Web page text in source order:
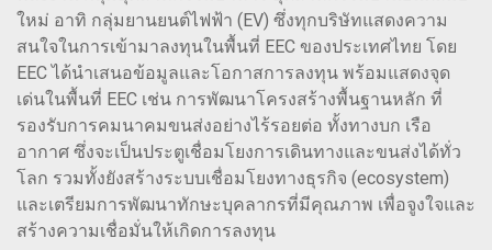
ใหม่ อาทิ กลุ่มยานยนต์ไฟฟ้า (EV) ซึ่งทุกบริษัทแสดงความ
สนใจในการเข้ามาลงทุนในพื้นที่ EEC ของประเทศไทย โดย
EEC ได้นำเสนอข้อมูลและโอกาสการลงทุน พร้อมแสดงจุด
เด่นในพื้นที่ EEC เช่น การพัฒนาโครงสร้างพื้นฐานหลัก ที่
รองรับการคมนาคมขนส่งอย่างไร้รอยต่อ ทั้งทางบก เรือ
อากาศ ซึ่งจะเป็นประตูเชื่อมโยงการเดินทางและขนส่งได้ทั่ว
โลก รวมทั้งยังสร้างระบบเชื่อมโยงทางธุรกิจ (ecosystem)
และเตรียมการพัฒนาทักษะบุคลากรที่มีคุณภาพ เพื่อจูงใจและ
สร้างความเชื่อมั่นให้เกิดการลงทุน